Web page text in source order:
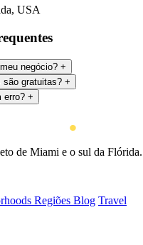
USA
negócio? +
são gratuitas? +
erro? +
de Miami e o sul da Flórida.
Regiões Blog Travel